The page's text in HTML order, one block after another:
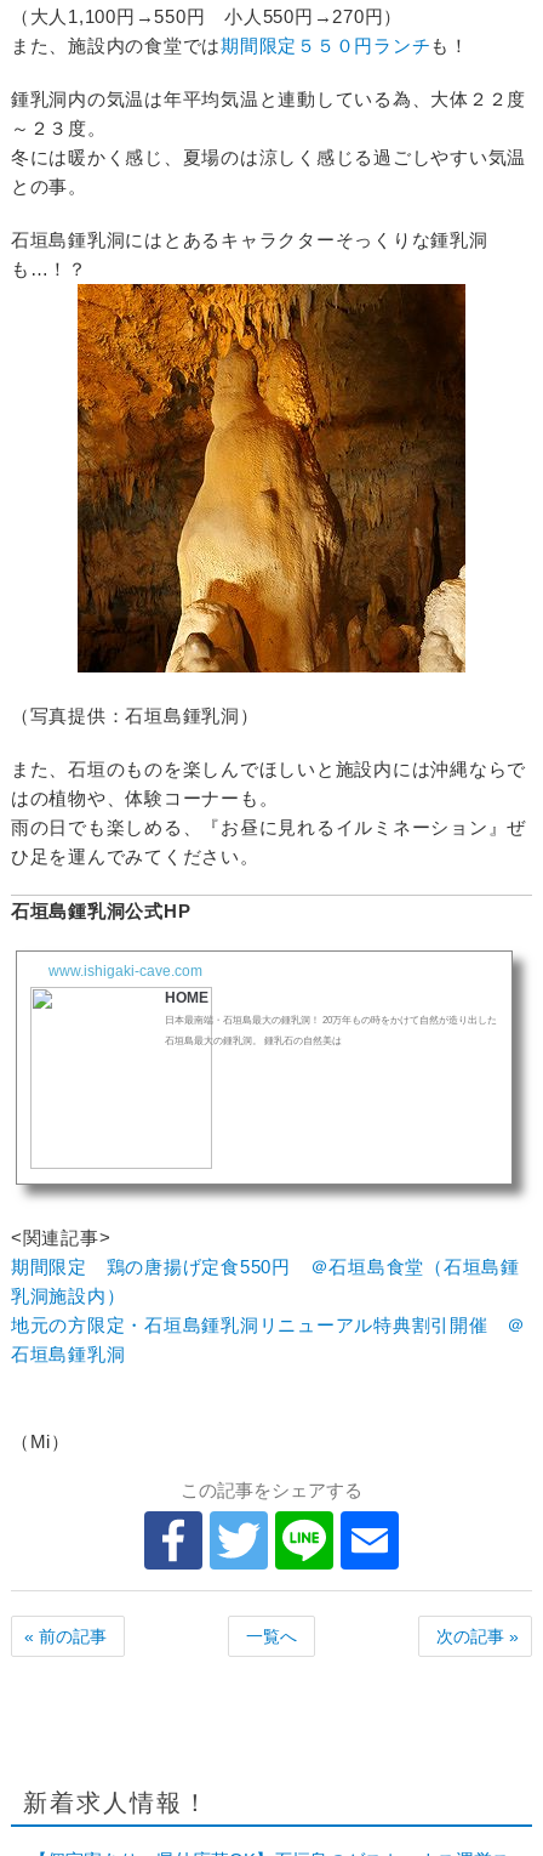
（大人1,100円→550円 小人550円→270円）
また、施設内の食堂では期間限定５５０円ランチ も！
鍾乳洞内の気温は年平均気温と連動している為、大体２２度
～２３度。
冬には暖かく感じ、夏場のは涼しく感じる過ごしやすい気温
との事。
石垣島鍾乳洞にはとあるキャラクターそっくりな鍾乳洞
も…！？
（写真提供：石垣島鍾乳洞）
また、石垣のものを楽しんでほしいと施設内には沖縄ならで
はの植物や、体験コーナーも。
雨の日でも楽しめる、『お昼に見れるイルミネーション』ぜ
ひ足を運んでみてください。
石垣島鍾乳洞公式HP
www.ishigaki-cave.com
HOME
日本最南端・石垣島最大の鍾乳洞！ 20万年もの時をかけて自然が造り出した
石垣島最大の鍾乳洞。 鍾乳石の自然美は
<関連記事>
期間限定 鶏の唐揚げ定食550円 ＠石垣島食堂（石垣島鍾
乳洞施設内）
地元の方限定・石垣島鍾乳洞リニューアル特典割引開催 ＠
石垣島鍾乳洞
（Mi）
この記事をシェアする
« 前の記事 一覧へ 次の記事 »
新着求人情報！